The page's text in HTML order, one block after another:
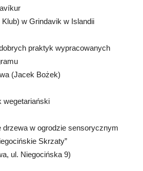
w Grindavik w Islandii
praktyk wypracowanych
Bożek)
wegetariański
drzewa w ogrodzie sensorycznym
Skrzaty”
9)